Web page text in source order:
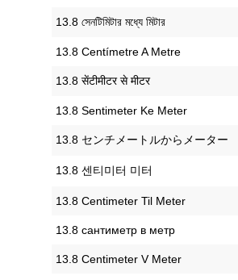
‎13.8 সেনটিমিটার মধ্যে মিটার
‎13.8 Centímetre A Metre
‎13.8 सेंटीमीटर से मीटर
‎13.8 Sentimeter Ke Meter
‎13.8 センチメートルからメーター
‎13.8 센티미터 미터
‎13.8 Centimeter Til Meter
‎13.8 сантиметр в метр
‎13.8 Centimeter V Meter